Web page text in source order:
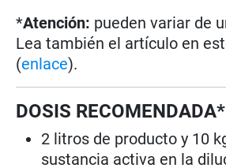
*Atención: pueden variar de
Lea también el artículo en
(enlace).
DOSIS RECOMENDADA*
2 litros de producto y 10
sustancia activa en la